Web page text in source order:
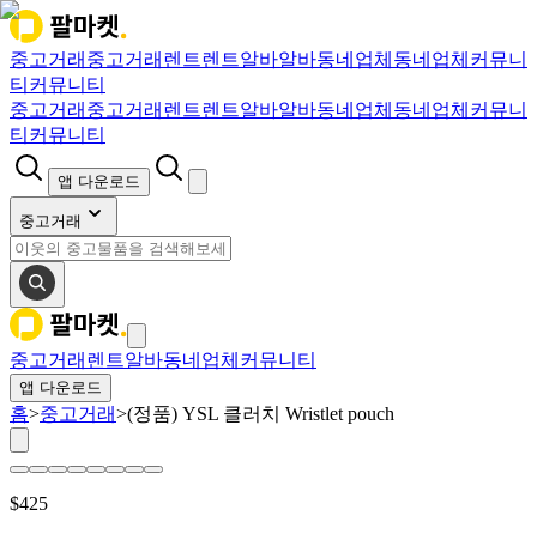
중고거래 중고거래 렌트렌트알바알바동네업체 동네업체 커뮤니
티 커뮤니티
중고거래 중고거래 렌트렌트알바알바동네업체 동네업체 커뮤니
티 커뮤니티
앱 다운로드
중고거래
중고거래 렌트알바동네업체 커뮤니티
앱 다운로드
홈>중고거래>(정품) YSL 클러치 Wristlet pouch
$425